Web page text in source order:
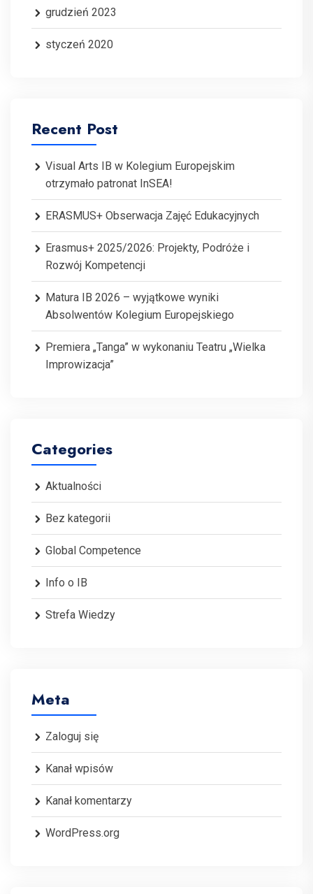
grudzień 2023
styczeń 2020
Recent Post
Visual Arts IB w Kolegium Europejskim
otrzymało patronat InSEA!
ERASMUS+ Obserwacja Zajęć Edukacyjnych
Erasmus+ 2025/2026: Projekty, Podróże i
Rozwój Kompetencji
Matura IB 2026 – wyjątkowe wyniki
Absolwentów Kolegium Europejskiego
Premiera „Tanga” w wykonaniu Teatru „Wielka
Improwizacja”
Categories
Aktualności
Bez kategorii
Global Competence
Info o IB
Strefa Wiedzy
Meta
Zaloguj się
Kanał wpisów
Kanał komentarzy
WordPress.org